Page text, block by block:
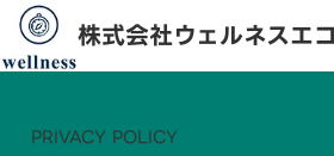
株式会社ウェルネスエ
PRIVACY POLICY